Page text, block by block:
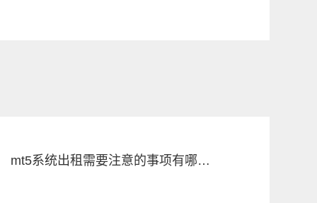
mt5系统出租需要注意的事项有哪些呢？